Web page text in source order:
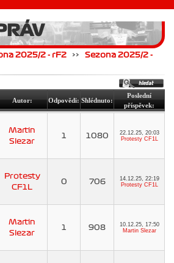
2025/2 - rF2 >> Sezona 2025/2 -
Autor: Odpovědi: Shlédnuto:
Poslední
příspěvek:
Martin
Slezar
1 1080
22.12.25, 20:03
Protesty CF1L
Protesty
CF1L
0 706
14.12.25, 22:19
Protesty CF1L
Martin
Slezar
1 908
10.12.25, 17:50
Martin Slezar